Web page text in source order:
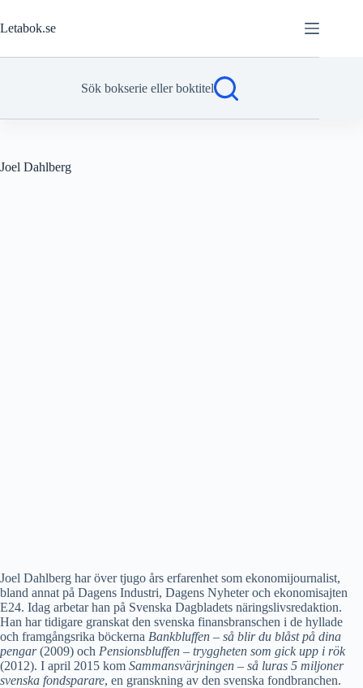
till
innehåll
Letabok.se
Sök bokserie eller boktitel
Joel Dahlberg
Joel Dahlberg har över tjugo års erfarenhet som ekonomijournalist,
bland annat på Dagens Industri, Dagens Nyheter och ekonomisajten
E24. Idag arbetar han på Svenska Dagbladets näringslivsredaktion.
Han har tidigare granskat den svenska finansbranschen i de hyllade
och framgångsrika böckerna Bankbluffen – så blir du blåst på dina
pengar(2009) och Pensionsbluffen – tryggheten som gick upp i rök
(2012). I april 2015 kom Sammansvärjningen – så luras 5 miljoner
svenska fondsparare, en granskning av den svenska fondbranchen.